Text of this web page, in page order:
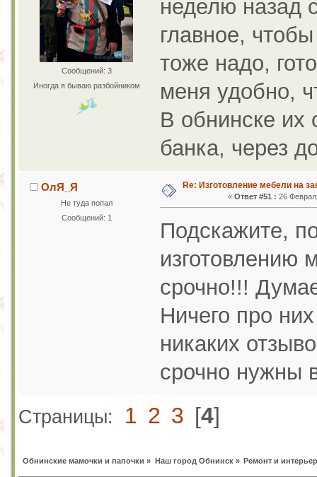
Сообщений: 3
Иногда я бываю разбойником
неделю назад
главное,
тоже надо,
меня удобно,
В обнинске их
банка, через
ОлЯ_Я
Не туда попал
Сообщений: 1
Re: Изготовление мебели на
« Ответ #51 : 26
Подскажите,
срочно!!!
Ничего про
никаких
срочно нужны
Страницы: 1 2 3 [4]
Обнинские мамочки и папочки » Наш город Обнинск» Ремонт и интерьер